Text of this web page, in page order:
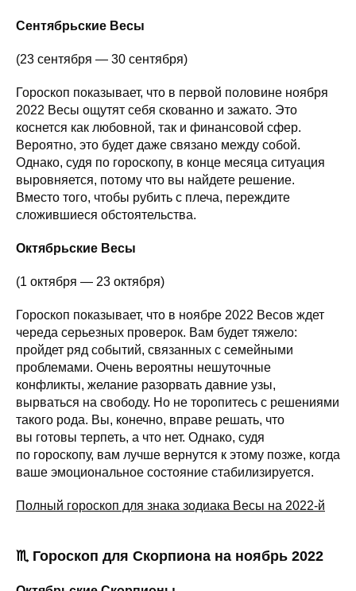
Сентябрьские Весы
(23 сентября — 30 сентября)
Гороскоп показывает, что в первой половине ноября
2022 Весы ощутят себя скованно и зажато. Это
коснется как любовной, так и финансовой сфер.
Вероятно, это будет даже связано между собой.
Однако, судя по гороскопу, в конце месяца ситуация
выровняется, потому что вы найдете решение.
Вместо того, чтобы рубить с плеча, переждите
сложившиеся обстоятельства.
Октябрьские Весы
(1 октября — 23 октября)
Гороскоп показывает, что в ноябре 2022 Весов ждет
череда серьезных проверок. Вам будет тяжело:
пройдет ряд событий, связанных с семейными
проблемами. Очень вероятны нешуточные
конфликты, желание разорвать давние узы,
вырваться на свободу. Но не торопитесь с решениями
такого рода. Вы, конечно, вправе решать, что
вы готовы терпеть, а что нет. Однако, судя
по гороскопу, вам лучше вернутся к этому позже, когда
ваше эмоциональное состояние стабилизируется.
Полный гороскоп для знака зодиака Весы на 2022-й
♏ Гороскоп для Скорпиона на ноябрь 2022